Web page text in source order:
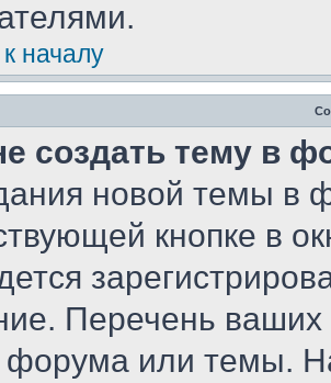
началу
создать тему в
новой темы в
кнопке в
Перечень ваших
форума или темы.